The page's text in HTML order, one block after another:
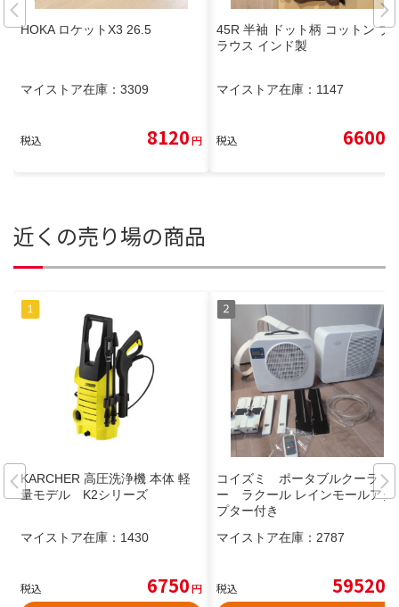
HOKA ロケットX3 26.5
マイストア在庫： 3309
税込 8120円
45R 半袖 ドット柄 コットン ブ
ラウス インド製
マイストア在庫： 1147
税込 6600
近くの売り場の商品
KARCHER 高圧洗浄機 本体 軽
量モデル K2シリーズ
マイストア在庫： 1430
税込 6750円
コイズミ ポータブルクーラ
ー ラクール レインモールアダ
プター付き
マイストア在庫： 2787
税込 59520